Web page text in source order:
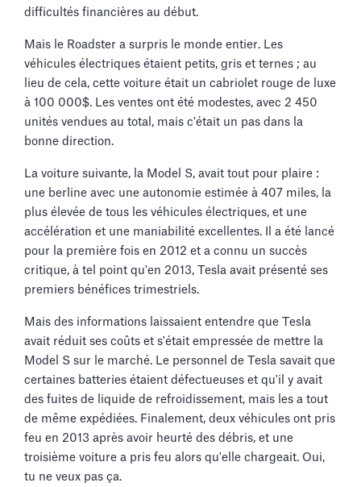
difficultés financières au début.
Mais le Roadster a surpris le monde entier. Les
véhicules électriques étaient petits, gris et ternes ; au
lieu de cela, cette voiture était un cabriolet rouge de luxe
à 100 000$. Les ventes ont été modestes, avec 2 450
unités vendues au total, mais c'était un pas dans la
bonne direction.
La voiture suivante, la Model S, avait tout pour plaire :
une berline avec une autonomie estimée à 407 miles, la
plus élevée de tous les véhicules électriques, et une
accélération et une maniabilité excellentes. Il a été lancé
pour la première fois en 2012 et a connu un succès
critique, à tel point qu'en 2013, Tesla avait présenté ses
premiers bénéfices trimestriels.
Mais des informations laissaient entendre que Tesla
avait réduit ses coûts et s'était empressée de mettre la
Model S sur le marché. Le personnel de Tesla savait que
certaines batteries étaient défectueuses et qu'il y avait
des fuites de liquide de refroidissement, mais les a tout
de même expédiées. Finalement, deux véhicules ont pris
feu en 2013 après avoir heurté des débris, et une
troisième voiture a pris feu alors qu'elle chargeait. Oui,
tu ne veux pas ça.